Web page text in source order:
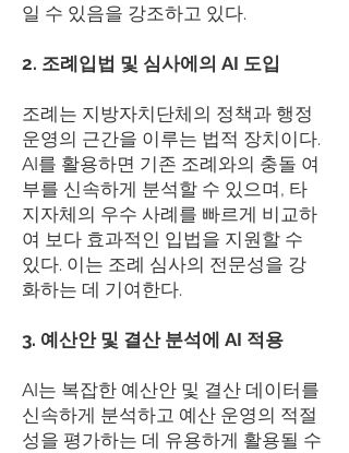
일 수 있음을 강조하고 있다.
2. 조례입법 및 심사에의 AI 도입
조례는 지방자치단체의 정책과 행정
운영의 근간을 이루는 법적 장치이다.
AI를 활용하면 기존 조례와의 충돌 여
부를 신속하게 분석할 수 있으며, 타
지자체의 우수 사례를 빠르게 비교하
여 보다 효과적인 입법을 지원할 수
있다. 이는 조례 심사의 전문성을 강
화하는 데 기여한다.
3. 예산안 및 결산 분석에 AI 적용
AI는 복잡한 예산안 및 결산 데이터를
신속하게 분석하고 예산 운영의 적절
성을 평가하는 데 유용하게 활용될 수